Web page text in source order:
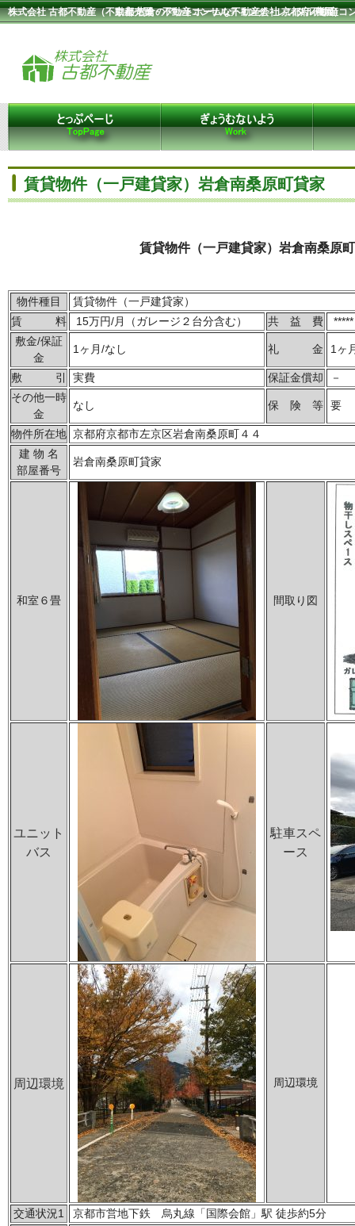
株式会社 古都不動産（不動産売買・不動産コンサルティング・レンタル農園）
京都 岩倉のアットホームな不動産会社 京都府不動産
賃貸物件（一戸建貸家）岩倉南桑原町貸家
賃貸物件（一戸建貸家）岩倉南桑原
物件種目
賃貸物件（一戸建貸家）
賃 料
15万円/月（ガレージ２台分含む） 共 益 費
*****
敷金/保証
金
1ヶ月/なし 礼 金 1ヶ
敷 引 実費 保証金償却
－
その他一時
金
なし 保 険 等 要
物件所在地 京都府京都市左京区岩倉南桑原町４４
建 物 名
部屋番号
岩倉南桑原町貸家
和室６畳 間取り図
ユニット
バス
駐車スペ
ース
周辺環境 周辺環境
交通状況1
京都市営地下鉄 烏丸線「国際会館」駅 徒歩約5分